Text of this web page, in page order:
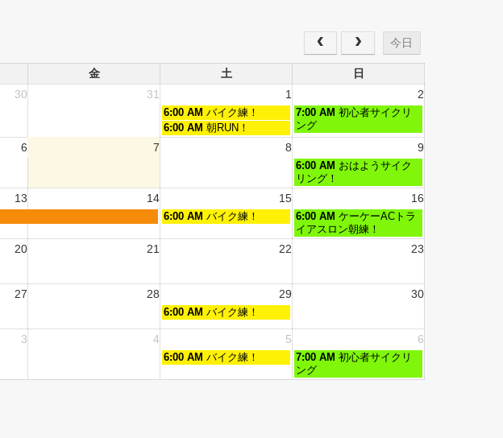
今日
金 土
日
30 31 1 2
6:00 AM バイク練！ 7:00 AM 初心者サイクリ
ング
6:00 AM 朝RUN！
6 7 8 9
6:00 AM おはようサイク
リング！
13 14 15 16
6:00 AM バイク練！ 6:00 AM ケーケーACトラ
イアスロン朝練！
20 21 22 23
27 28 29 30
6:00 AM バイク練！
3 4 5 6
6:00 AM バイク練！ 7:00 AM 初心者サイクリ
ング